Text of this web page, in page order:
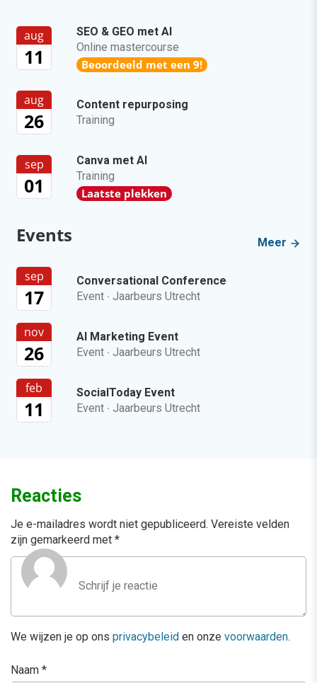
aug
11
SEO & GEO met AI
Online mastercourse
Beoordeeld met een 9!
aug
26
Content repurposing
Training
sep
01
Canva met AI
Training
Laatste plekken
Events Meer
sep
17
Conversational Conference
Event · Jaarbeurs Utrecht
nov
26
AI Marketing Event
Event · Jaarbeurs Utrecht
feb
11
SocialToday Event
Event · Jaarbeurs Utrecht
Reacties
Je e-mailadres wordt niet gepubliceerd. Vereiste velden
zijn gemarkeerd met *
We wijzen je op ons privacybeleid en onze voorwaarden.
Naam *